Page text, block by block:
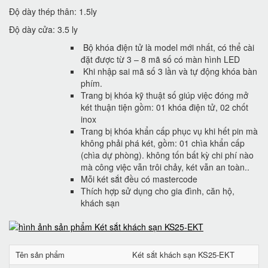
Độ dày thép thân: 1.5ly
Độ dày cửa: 3.5 ly
Bộ khóa điện tử là model mới nhất, có thể cài
đặt được từ 3 – 8 mã số có màn hình LED
Khi nhập sai mã số 3 lần và tự động khóa bàn
phím.
Trang bị khóa kỹ thuật số giúp việc đóng mở
két thuận tiện gồm: 01 khóa điện tử, 02 chốt
inox
Trang bị khóa khẩn cấp phục vụ khi hết pin mà
không phải phá két, gồm: 01 chìa khẩn cấp
(chìa dự phòng). không tốn bất kỳ chi phí nào
mà công việc vẫn trôi chảy, két vẫn an toàn..
Mỗi két sắt đều có mastercode
Thích hợp sử dụng cho gia đình, căn hộ,
khách sạn
Tên sản phẩm
Két sắt khách sạn KS25-EKT